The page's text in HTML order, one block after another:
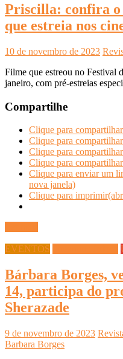
Priscilla: confira
que estreia nos
10 de novembro de 2023
Filme que estreou no Festival
janeiro, com pré-estreias
Compartilhe
Clique para
Clique para
Clique para
Clique para
Clique para enviar um
nova janela)
Clique para
EVENTOS
Bárbara Borges,
14, participa do
Sherazade
9 de novembro de 2023
Barbara Borges